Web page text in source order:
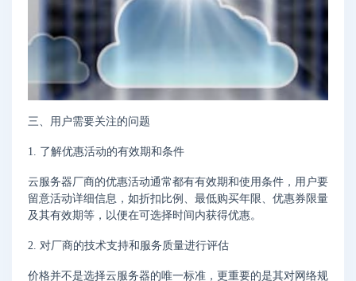
三、用户需要关注的问题
1. 了解优惠活动的有效期和条件
云服务器厂商的优惠活动通常都有有效期和使用条件，用户要
留意活动详细信息，如折扣比例、最低购买年限、优惠券限量
及其有效期等，以便在可选择时间内获得优惠。
2. 对厂商的技术支持和服务质量进行评估
价格并不是选择云服务器的唯一标准，更重要的是其对网络规